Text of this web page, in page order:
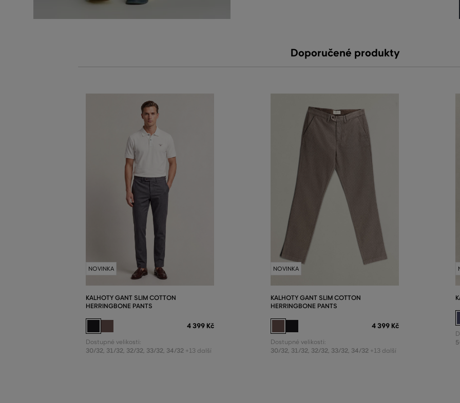
Doporučené produkty
NOVINKA
KALHOTY GANT SLIM COTTON
HERRINGBONE PANTS
4 399 Kč
Dostupné velikosti:
30/32, 31/32, 32/32, 33/32, 34/32 +13 další
NOVINKA
KALHOTY GANT SLIM COTTON
HERRINGBONE PANTS
4 399 Kč
Dostupné velikosti:
30/32, 31/32, 32/32, 33/32, 34/32 +13 další